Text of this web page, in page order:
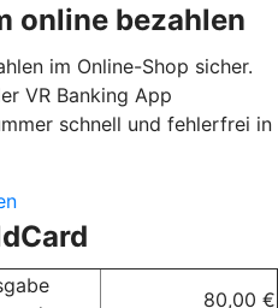
online bezahlen
im Online-Shop sicher.
VR Banking App
schnell und fehlerfrei in
80,00 €